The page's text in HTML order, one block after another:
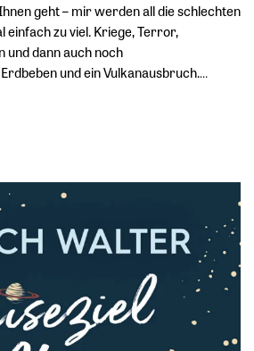
geht – mir werden all die schlechten
zu viel. Kriege, Terror,
und dann auch noch
und ein Vulkanausbruch.…